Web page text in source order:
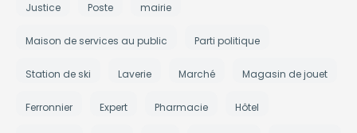
Justice Poste mairie
Maison de services au public Parti politique
Station de ski Laverie Marché Magasin de jouet
Ferronnier Expert Pharmacie Hôtel